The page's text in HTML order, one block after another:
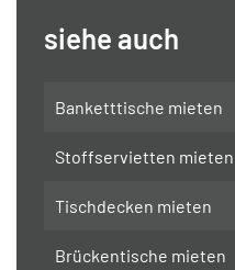
siehe auch
Banketttische mieten
Stoffservietten mieten
Tischdecken mieten
Brückentische mieten